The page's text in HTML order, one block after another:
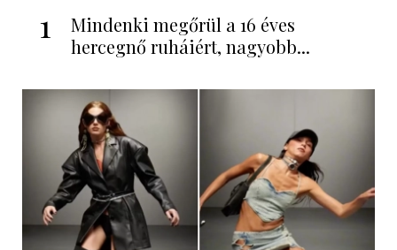
1
Mindenki megőrül a 16 éves
hercegnő ruháiért, nagyobb...